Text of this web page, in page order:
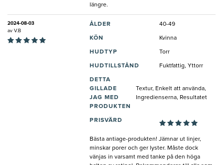
längre.
2024-08-03
av V.B
ÅLDER 40-49
KÖN Kvinna
HUDTYP Torr
HUDTILLSTÅND Fuktfattig, Yttorr
DETTA
GILLADE
JAG MED
PRODUKTEN
Textur, Enkelt att använda,
Ingredienserna, Resultatet
PRISVÄRD
Bästa antiage-produkten! Jämnar ut linjer,
minskar porer och ger lyster. Måste dock
vänjas in varsamt med tanke på den höga